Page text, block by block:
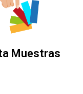
Muestras